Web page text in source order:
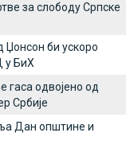
за слободу Српске
Џонсон би ускоро
у БиХ
одвојено од
Србије
Дан општине и